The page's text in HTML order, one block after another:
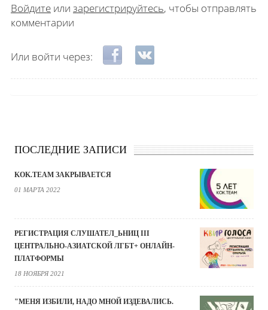
Войдите или зарегистрируйтесь, чтобы отправлять
комментарии
Или войти через: Login with Facebook
Login with ВКонтакте
ПОСЛЕДНИЕ ЗАПИСИ
KOK.TEAM ЗАКРЫВАЕТСЯ
01 МАРТА 2022
РЕГИСТРАЦИЯ СЛУШАТЕЛ_ЬНИЦ III
ЦЕНТРАЛЬНО-АЗИАТСКОЙ ЛГБТ+ ОНЛАЙН-
ПЛАТФОРМЫ
18 НОЯБРЯ 2021
"МЕНЯ ИЗБИЛИ, НАДО МНОЙ ИЗДЕВАЛИСЬ.